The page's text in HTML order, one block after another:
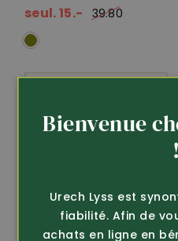
seul. 15.-
39.80
Bienvenue
!
Urech Lyss est
fiabilité. Afin de
achats en ligne en